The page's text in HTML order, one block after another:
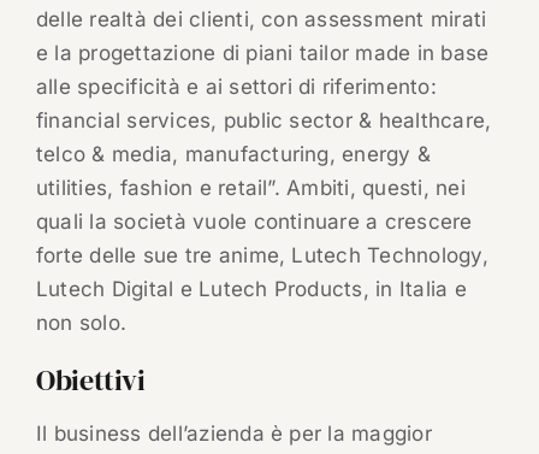
delle realtà dei clienti, con assessment mirati
e la progettazione di piani tailor made in base
alle specificità e ai settori di riferimento:
financial services, public sector & healthcare,
telco & media, manufacturing, energy &
utilities, fashion e retail”. Ambiti, questi, nei
quali la società vuole continuare a crescere
forte delle sue tre anime, Lutech Technology,
Lutech Digital e Lutech Products, in Italia e
non solo.
Obiettivi
Il business dell’azienda è per la maggior